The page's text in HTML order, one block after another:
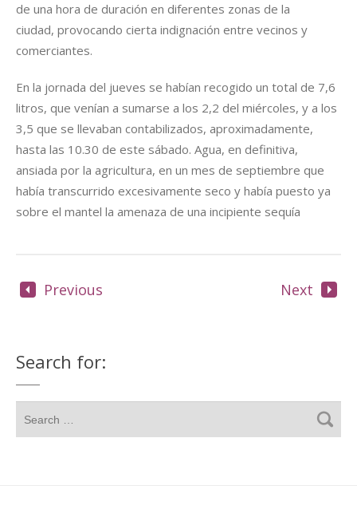
de una hora de duración en diferentes zonas de la
ciudad, provocando cierta indignación entre vecinos y
comerciantes.
En la jornada del jueves se habían recogido un total de 7,6
litros, que venían a sumarse a los 2,2 del miércoles, y a los
3,5 que se llevaban contabilizados, aproximadamente,
hasta las 10.30 de este sábado. Agua, en definitiva,
ansiada por la agricultura, en un mes de septiembre que
había transcurrido excesivamente seco y había puesto ya
sobre el mantel la amenaza de una incipiente sequía
Previous Next
Search for: